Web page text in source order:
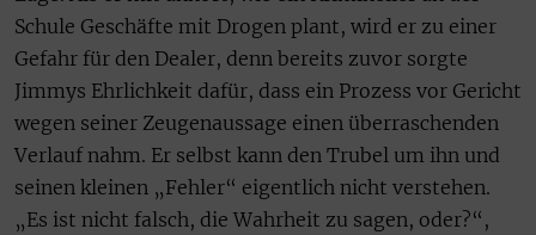
Schule Geschäfte mit Drogen plant, wird er zu einer
Gefahr für den Dealer, denn bereits zuvor sorgte
Jimmys Ehrlichkeit dafür, dass ein Prozess vor Gericht
wegen seiner Zeugenaussage einen überraschenden
Verlauf nahm. Er selbst kann den Trubel um ihn und
seinen kleinen „Fehler“ eigentlich nicht verstehen.
„Es ist nicht falsch, die Wahrheit zu sagen, oder?“,